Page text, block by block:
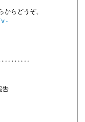
らどうぞ。
告